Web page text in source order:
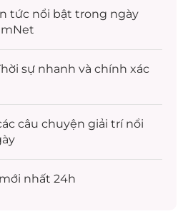
tức nổi bật trong ngày
sự nhanh và chính xác
câu chuyện giải trínổi
mới nhất 24h